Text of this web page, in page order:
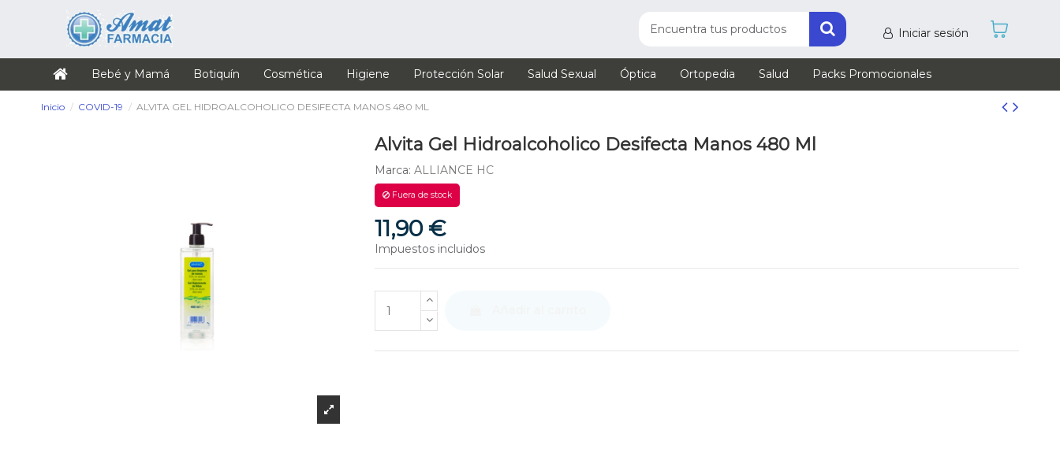
Iniciar sesión
Bebé y Mamá Botiquín Cosmética Higiene Protección Solar Salud Sexual Óptica Ortopedia Salud Packs Promocionales
Inicio COVID-19 ALVITA GEL HIDROALCOHOLICO DESIFECTA MANOS 480 ML
Alvita Gel Hidroalcoholico Desifecta Manos 480 Ml
Marca: ALLIANCE HC
Fuera de stock
11,90 €
Impuestos incluidos